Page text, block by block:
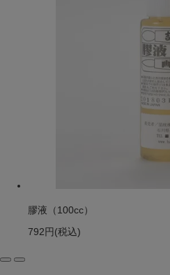
膠液（100cc）
792円 (税込)